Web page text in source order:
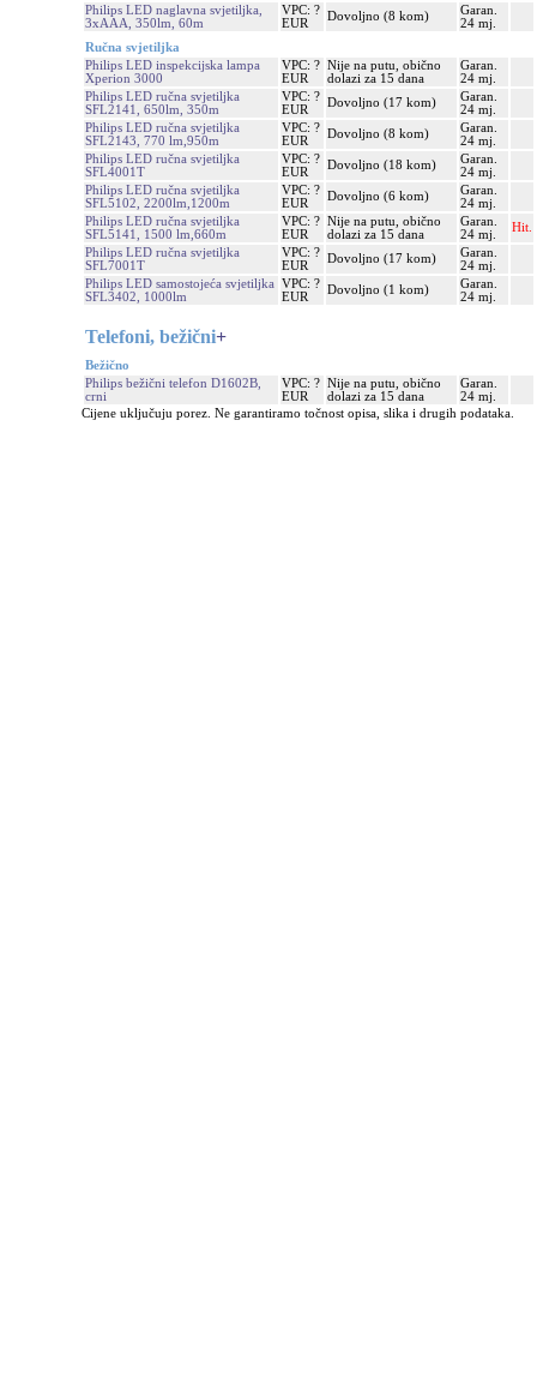
Philips LED naglavna svjetiljka,
3xAAA, 350lm, 60m
VPC: ?
EUR
Dovoljno (8 kom)
Garan.
24 mj.
Ručna svjetiljka
Philips LED inspekcijska lampa
Xperion 3000
VPC: ?
EUR
Nije na putu, obično
dolazi za 15 dana
Garan.
24 mj.
Philips LED ručna svjetiljka
SFL2141, 650lm, 350m
VPC: ?
EUR
Dovoljno (17 kom)
Garan.
24 mj.
Philips LED ručna svjetiljka
SFL2143, 770 lm,950m
VPC: ?
EUR
Dovoljno (8 kom)
Garan.
24 mj.
Philips LED ručna svjetiljka
SFL4001T
VPC: ?
EUR
Dovoljno (18 kom)
Garan.
24 mj.
Philips LED ručna svjetiljka
SFL5102, 2200lm,1200m
VPC: ?
EUR
Dovoljno (6 kom)
Garan.
24 mj.
Philips LED ručna svjetiljka
SFL5141, 1500 lm,660m
VPC: ?
EUR
Nije na putu, obično
dolazi za 15 dana
Garan.
24 mj.
Hit.
Philips LED ručna svjetiljka
SFL7001T
VPC: ?
EUR
Dovoljno (17 kom)
Garan.
24 mj.
Philips LED samostojeća svjetiljka
SFL3402, 1000lm
VPC: ?
EUR
Dovoljno (1 kom)
Garan.
24 mj.
Telefoni, bežični+
Bežično
Philips bežični telefon D1602B,
crni
VPC: ?
EUR
Nije na putu, obično
dolazi za 15 dana
Garan.
24 mj.
Cijene uključuju porez. Ne garantiramo točnost opisa, slika i drugih podataka.